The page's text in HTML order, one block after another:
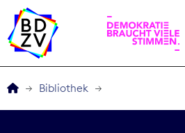
Bibliothek